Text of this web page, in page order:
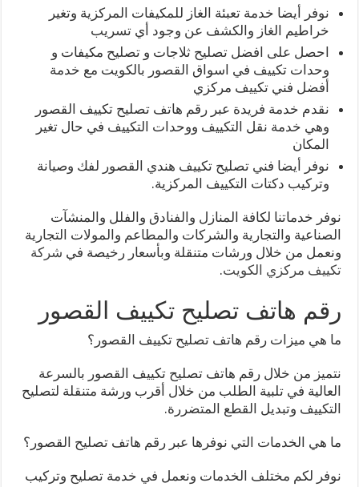
نوفر أيضا خدمة تعبئة الغاز للمكيفات المركزية وتغير
خراطيم الغاز والكشف عن وجود أي تسريب
احصل على افضل تصليح ثلاجات و تصليح مكيفات و
وحدات تكييف في اسواق القصور بالكويت مع خدمة
أفضل فني تكييف مركزي
نقدم خدمة فريدة عبر رقم هاتف تصليح تكييف القصور
وهي خدمة نقل التكييف ووحدات التكييف في حال تغير
المكان
نوفر أيضا فني تصليح تكييف هندي القصور لفك وصيانة
وتركيب دكتات التكييف المركزية.
نوفر خدماتنا لكافة المنازل والفنادق والفلل والمنشآت
الصناعية والتجارية والشركات والمطاعم والمولات التجارية
ونعمل من خلال ورشات متنقلة وبأسعار رخيصة في شركة
تكييف مركزي الكويت.
رقم هاتف تصليح تكييف القصور
ما هي ميزات رقم هاتف تصليح تكييف القصور؟
نتميز من خلال رقم هاتف تصليح تكييف القصور بالسرعة
العالية في تلبية الطلب من خلال أقرب ورشة متنقلة لتصليح
التكييف وتبديل القطع المتضررة.
ما هي الخدمات التي نوفرها عبر رقم هاتف تصليح القصور؟
نوفر لكم مختلف الخدمات ونعمل في خدمة تصليح وتركيب